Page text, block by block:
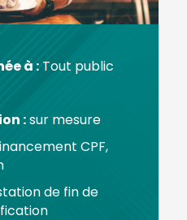
à : Tout public
:sur mesure
CPF,
de fin de